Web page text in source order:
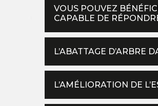
VOUS POUVEZ
CAPABLE DE
L’ABATTAGE D’ARBRE
L’AMÉLIORATION DE